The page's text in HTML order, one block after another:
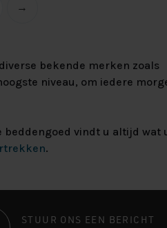
→
bekende merken zoals
niveau, om iedere
vindt u altijd wat
.
STUUR ONS EEN BERICHT